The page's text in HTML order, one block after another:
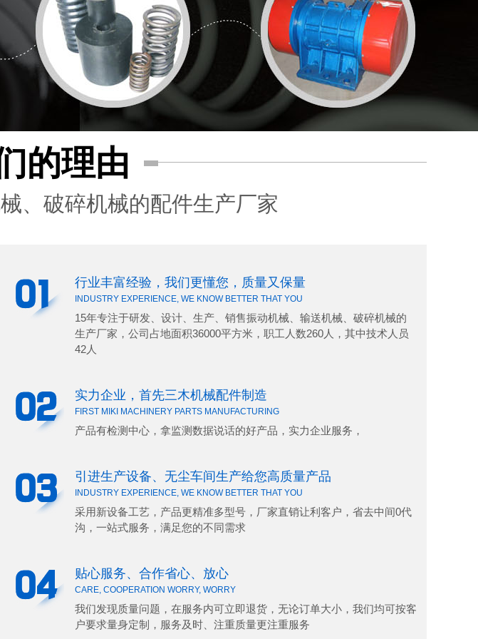
的理由
、破碎机械的配件生产厂家
行业丰富经验，我们更懂您，质量又保量
INDUSTRY EXPERIENCE, WE KNOW BETTER THAT YOU
15年专注于研发、设计、生产、销售振动机械、输送机械、破碎机械的
生产厂家，公司占地面积36000平方米，职工人数260人，其中技术人员
42人
实力企业，首先三木机械配件制造
FIRST MIKI MACHINERY PARTS MANUFACTURING
产品有检测中心，拿监测数据说话的好产品，实力企业服务，
引进生产设备、无尘车间生产给您高质量产品
INDUSTRY EXPERIENCE, WE KNOW BETTER THAT YOU
采用新设备工艺，产品更精准多型号，厂家直销让利客户，省去中间0代
沟，一站式服务，满足您的不同需求
贴心服务、合作省心、放心
CARE, COOPERATION WORRY, WORRY
我们发现质量问题，在服务内可立即退货，无论订单大小，我们均可按客
户要求量身定制，服务及时、注重质量更注重服务